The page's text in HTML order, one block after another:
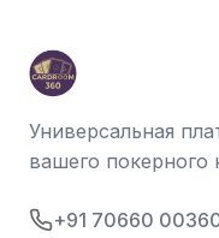
Универсальная
вашего покерного
+91 70660